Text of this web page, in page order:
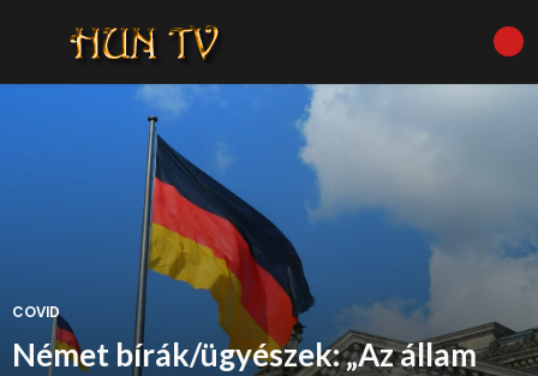
COVID
Német bírák/ügyészek: „Az állam